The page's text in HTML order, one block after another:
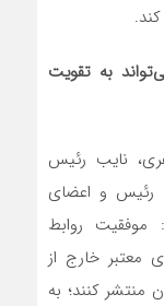
به تقویت
نایب‌ رئیس
رئیس و اعضای
موفقیت روابط
معتبر خارج از
منتشر کنند؛ به